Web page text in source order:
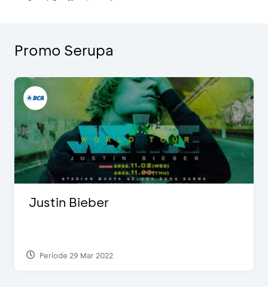
Promo Serupa
Justin Bieber
Periode 29 Mar 2022